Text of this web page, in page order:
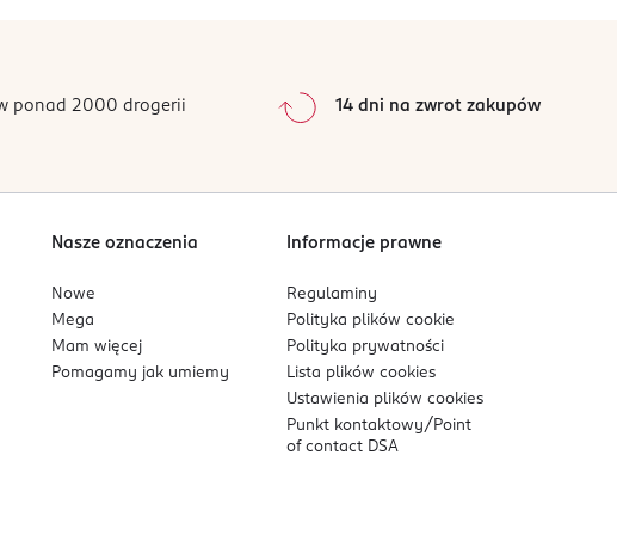
0%
Sortowanie wgdata: od najnowszej
ponad 2000 drogerii 14 dni na zwrot zakupów
Nasze oznaczenia
Nowe
Mega
Mam więcej
Pomagamy jak umiemy
Informacje prawne
Regulaminy
Polityka plikówcookie
Polityka prywatności
Lista plikówcookies
Ustawienia plikówcookies
Punkt kontaktowy/ Point
of contact DSA